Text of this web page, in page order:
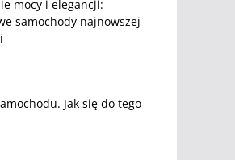
mocy i elegancji:
samochody najnowszej
Jak się do tego